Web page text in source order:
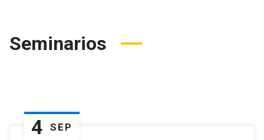
Seminarios
4 SEP